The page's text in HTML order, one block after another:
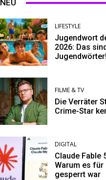
NEU
LIFESTYLE
Jugendwort
2026: Das
Jugendwörter!
FILME & TV
Die Verräter
Crime-Star
DIGITAL
Claude Fable
Warum es für
gesperrt war